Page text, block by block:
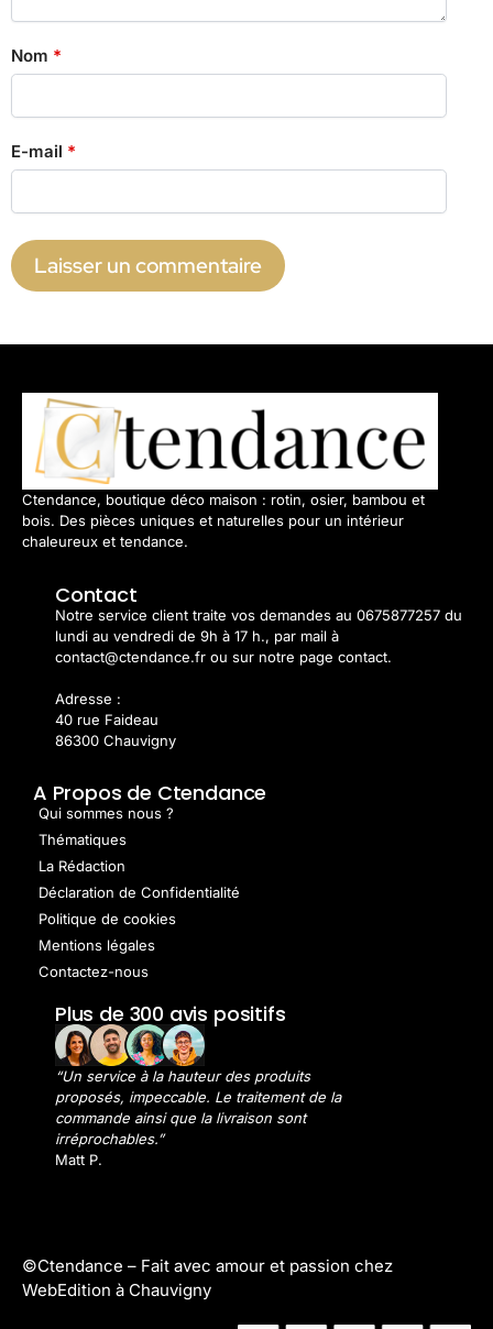
Nom *
E-mail *
Ctendance, boutique déco maison : rotin, osier, bambou et
bois. Des pièces uniques et naturelles pour un intérieur
chaleureux et tendance.
Contact
Notre service client traite vos demandes au 0675877257 du
lundi au vendredi de 9h à 17 h., par mail à
contact@ctendance.fr ou sur notre page contact.
Adresse :
40 rue Faideau
86300 Chauvigny
A Propos de Ctendance
Qui sommes nous ?
Thématiques
La Rédaction
Déclaration de Confidentialité
Politique de cookies
Mentions légales
Contactez-nous
Plus de 300 avis positifs
“Un service à la hauteur des produits
proposés, impeccable. Le traitement de la
commande ainsi que la livraison sont
irréprochables.”
Matt P.
©Ctendance – Fait avec amour et passion chez
WebEdition à Chauvigny